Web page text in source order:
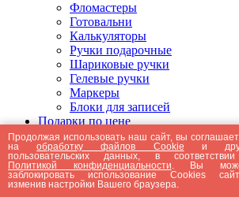
Фломастеры
Готовальни
Калькуляторы
Ручки подарочные
Шариковые ручки
Гелевые ручки
Маркеры
Блоки для записей
Подарки по цене
Подарки от 5000 рублей
Подарки до 5000 рублей
Подарки до 3000 рублей
Подарки до 2000 рублей
Подарки до 1000 рублей
Продолжая использовать наш сайт, вы
наобработку файлов Cookie и
пользовательских данных, в
Политикой конфиденциальности . Вы
заблокировать использование Cookies
изменив настройки Вашего браузера.